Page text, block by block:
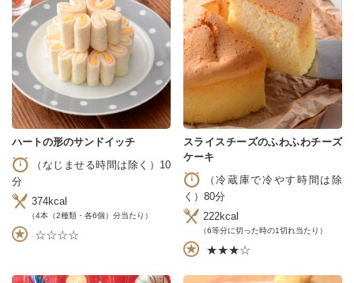
ハートの形のサンドイッチ
（なじませる時間は除く）10
分
374kcal
（4本（2種類・各6個）分当たり）
☆☆☆☆
スライスチーズのふわふわチーズ
ケーキ
（冷蔵庫で冷やす時間は除
く）80分
222kcal
（6等分に切った時の1切れ当たり）
★★★☆